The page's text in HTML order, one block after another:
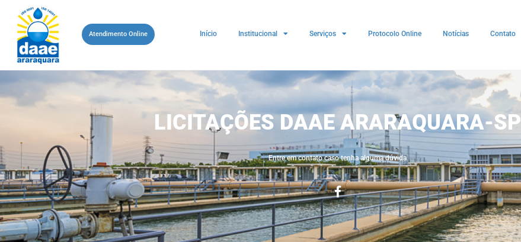
Atendimento Online Início Institucional Serviços Protocolo Online Notícias Contato
LICITAÇÕES DAAE ARARAQUARA-SP
Entre em contato caso tenha alguma dúvida